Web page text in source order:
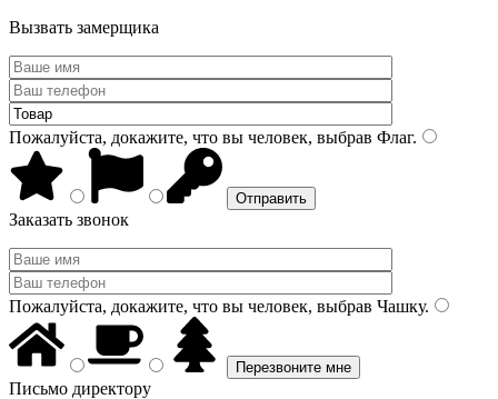
Вызвать замерщика
Пожалуйста, докажите, что вы человек, выбрав Флаг.
Заказать звонок
Пожалуйста, докажите, что вы человек, выбрав Чашку.
Письмо директору